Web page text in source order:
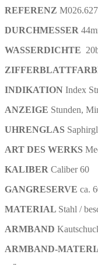
REFERENZ
DURCHMESSER
WASSERDICHTE 20
INDIKATION Index
ANZEIGE Stunden,
UHRENGLAS
ART DES WERKS
KALIBER Caliber 60
GANGRESERVE ca.
MATERIAL Stahl /
ARMBAND
ARMBAND-